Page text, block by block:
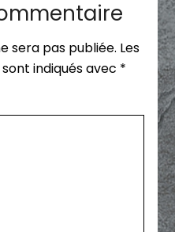
sera pas publiée. Les
indiqués avec *